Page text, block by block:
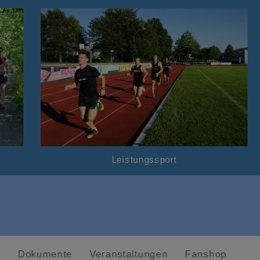
Leistungssport
Dokumente Veranstaltungen Fanshop